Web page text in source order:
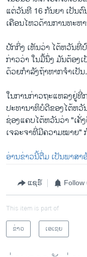
ແຕ່ວັນທີ 16 ກັນຍາ ເປັນຕົ
ເຄືອນໄຫວດ້ານການທະຫ
ປັກກິ່ງ ເຫັນວ່າ ໄຕ້ຫວັນທີ່
ກ່າວວ່າ ໃນມື້ນຶ່ງ ມັນຕ້ອງ
ດ້ວຍກຳລັງຖ້າຫາກຈຳເປັນ.
ໃນການກ່າວຖະແຫລງຢູ່ທີ່
ປະທານາທິບໍດີຂອງໄຕ້ຫວັ
ຊ່ອງແຄບໄຕ້ຫວັນວ່າ "ເຄັ່
ເຈລະຈາທີ່ມີຄວາມໝາຍ"
ອ່ານຂ່າວນີ້ຕື່ມ ເປັນພາສາ
ແຊຣ໌ Follow
This item is part of
ຂ່າວ
ເອເຊຍ